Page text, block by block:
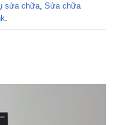
sửa chữa Sửa chữa